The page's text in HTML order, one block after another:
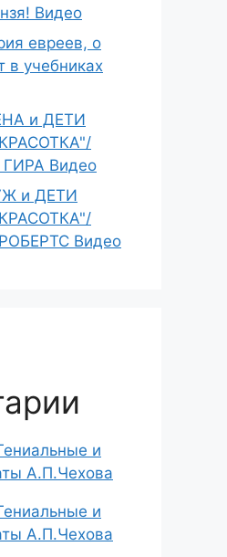
Видео
евреев, о
в учебниках
и ДЕТИ
Видео
и ДЕТИ
Видео
и
А.П.Чехова
и
А.П.Чехова